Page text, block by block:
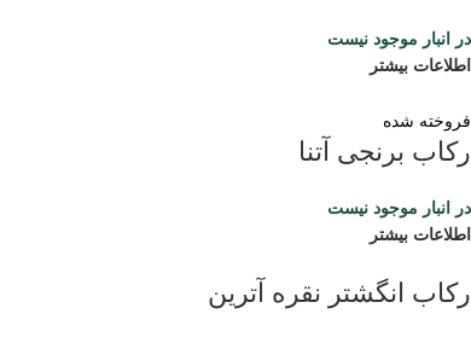
در انبار موجود نیست
اطلاعات بیشتر
فروخته شده
رکاب برنجی آتنا
در انبار موجود نیست
اطلاعات بیشتر
رکاب انگشتر نقره آترین